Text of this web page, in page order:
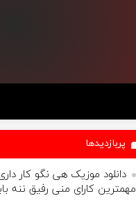
پربازدیدها
دانلود موزیک هی نگو کار داری
مهمترین کارای منی رفیق ننه